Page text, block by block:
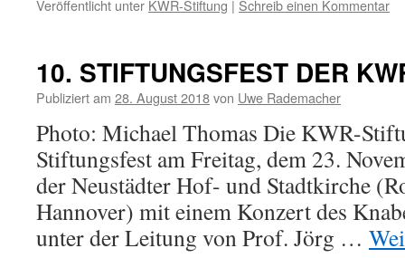
Veröffentlicht unter KWR-Stiftung | Schreib einen Kommentar
10. STIFTUNGSFEST DER
Publiziert am 28. August 2018von Uwe Rademacher
Photo: Michael Thomas Die KWR-
Stiftungsfest am Freitag, dem 23.
der Neustädter Hof- und Stadtkirche
Hannover) mit einem Konzert des
unter der Leitung von Prof. Jörg …